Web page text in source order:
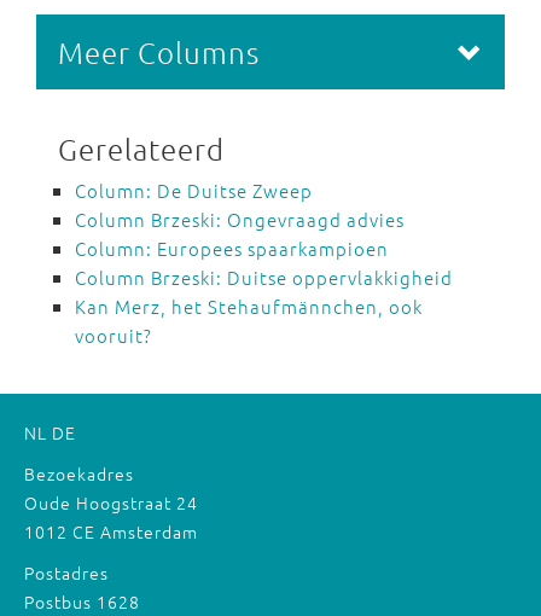
Meer Columns
Gerelateerd
Column: De Duitse Zweep
Column Brzeski: Ongevraagd advies
Column: Europees spaarkampioen
Column Brzeski: Duitse oppervlakkigheid
Kan Merz, het Stehaufmännchen, ook
vooruit?
NL DE
Bezoekadres
Oude Hoogstraat 24
1012 CE Amsterdam
Postadres
Postbus 1628